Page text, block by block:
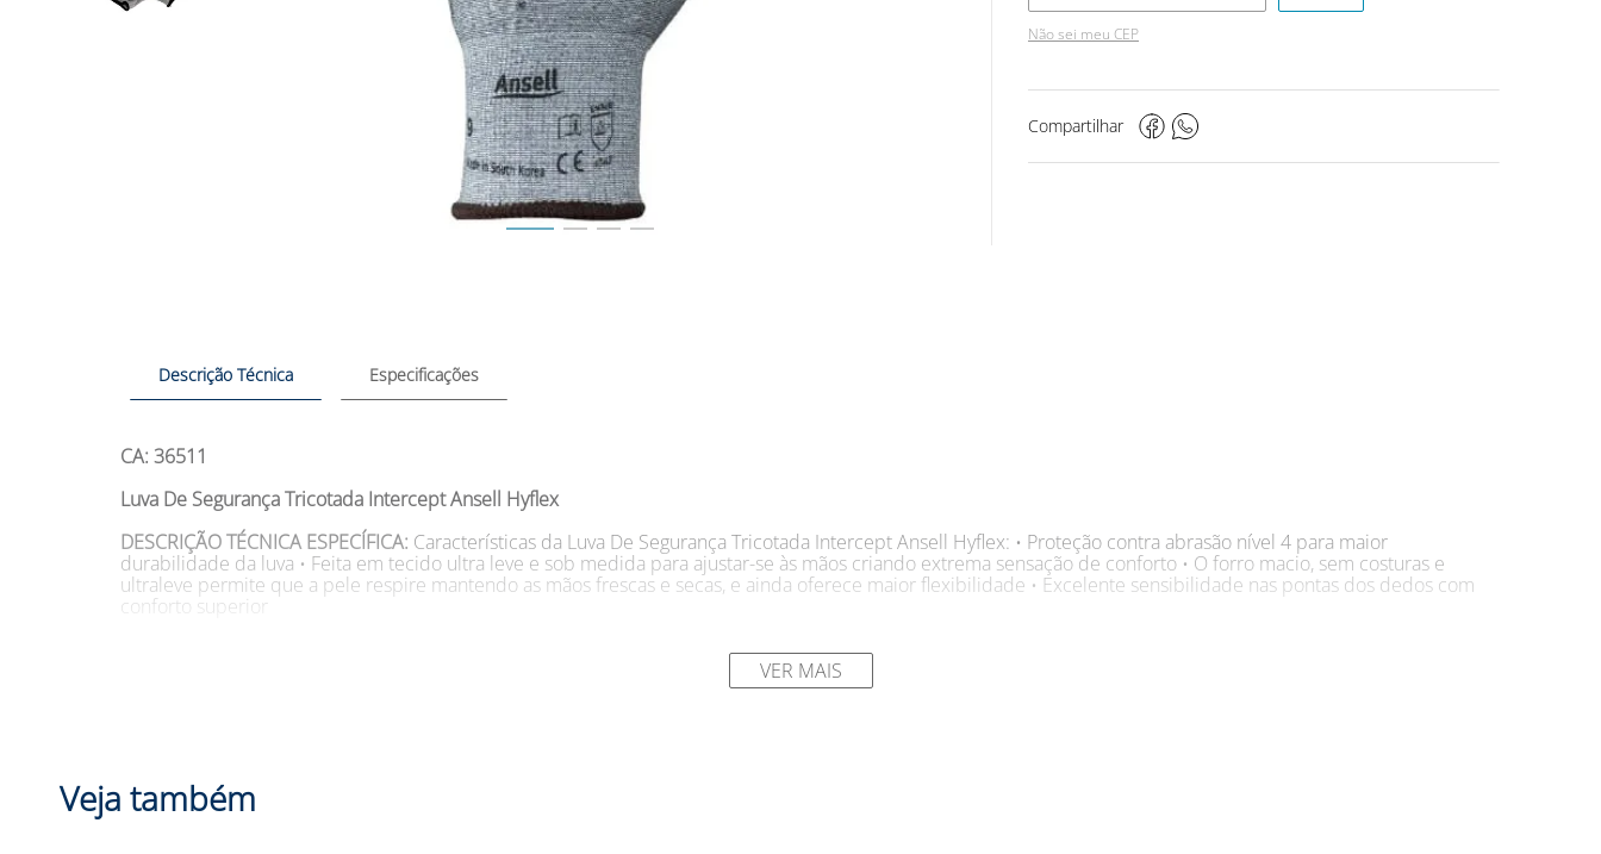
Não sei meu CEP
Compartilhar
Descrição Técnica Especificações
CA: 36511
Luva De Segurança Tricotada Intercept Ansell Hyflex
DESCRIÇÃO TÉCNICA ESPECÍFICA: Características da Luva De Segurança Tricotada Intercept Ansell Hyflex: • Proteção contra abrasão nível 4 para maior
durabilidade da luva • Feita em tecido ultra leve e sob medida para ajustar-se às mãos criando extrema sensação de conforto • O forro macio, sem costuras e
ultraleve permite que a pele respire mantendo as mãos frescas e secas, e ainda oferece maior flexibilidade • Excelente sensibilidade nas pontas dos dedos com
conforto superior
Aplicações da Luva De Segurança Tricotada Intercept Ansell Hyflex: • Estamparia de metais, peças e linha branca; • Manutenção em geral e
quando há necessidade de corte de pequenas peças; • Fabricação de vidro; • Manuseio de peças afiadas; • Injeção e moldagem de plásticos; • Pré-estamparia; •
DESCRIÇÃO:
Ansell Hyflex, o encontro do conforto com a proteção. Sabemos que trabalhar com chapas que tenham rebarbas ou cantos afiados pode ser perigoso e a Luva
VER MAIS
Veja também